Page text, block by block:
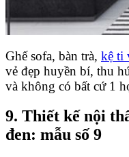
Ghế sofa, bàn trà, kệ ti
vẻ đẹp huyền bí, thu
và không có bất cứ 1
9. Thiết kế nội
đen: mẫu số 9